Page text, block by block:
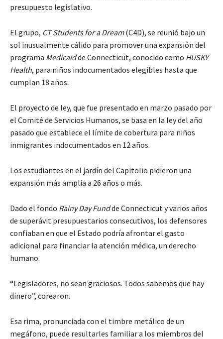
presupuesto legislativo.
El grupo, CT Students for a Dream(C4D), se reunió bajo un
sol inusualmente cálido para promover una expansión del
programa Medicaidde Connecticut, conocido como HUSKY
Health, para niños indocumentados elegibles hasta que
cumplan 18 años.
El proyecto de ley, que fue presentado en marzo pasado por
el Comité de Servicios Humanos, se basa en la ley del año
pasado que establece el límite de cobertura para niños
inmigrantes indocumentados en 12 años.
Los estudiantes en el jardín del Capitolio pidieron una
expansión más amplia a 26 años o más.
Dado el fondo Rainy Day Fundde Connecticut y varios años
de superávit presupuestarios consecutivos, los defensores
confiaban en que el Estado podría afrontar el gasto
adicional para financiar la atención médica, un derecho
humano.
“Legisladores, no sean graciosos. Todos sabemos que hay
dinero”, corearon.
Esa rima, pronunciada con el timbre metálico de un
megáfono, puede resultarles familiar a los miembros del